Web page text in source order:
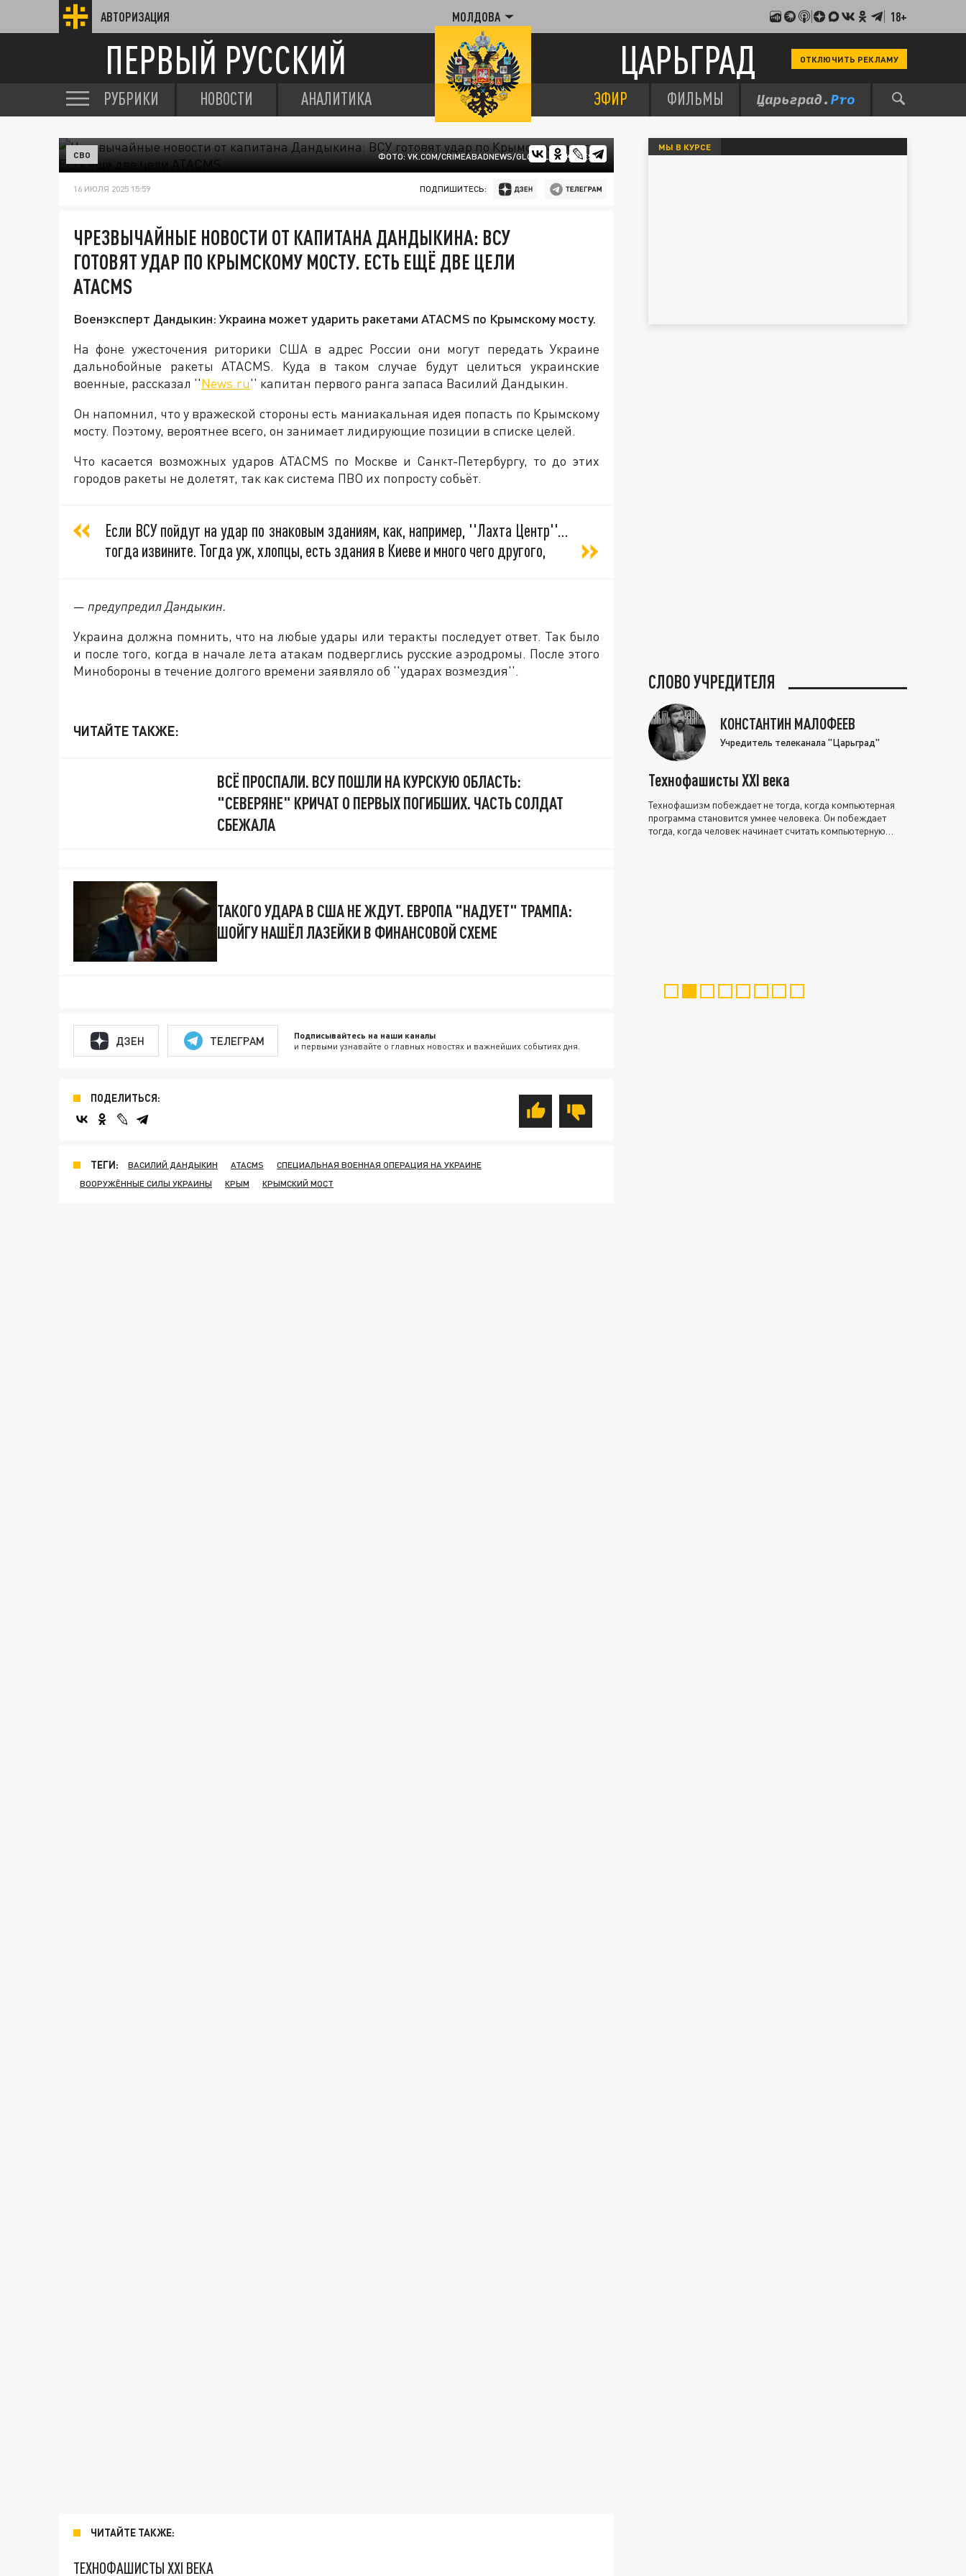
АВТОРИЗАЦИЯ МОЛДОВА 18+
ПЕРВЫЙ РУССКИЙ ЦАРЬГРАД ОТКЛЮЧИТЬ РЕКЛАМУ
РУБРИКИ НОВОСТИ АНАЛИТИКА ЭФИР ФИЛЬМЫ
ФОТО: VK.COM/CRIMEABADNEWS/GLOBALLOOKPRESS
СВО
16 ИЮЛЯ 2025 15:59 ПОДПИШИТЕСЬ:
ЧРЕЗВЫЧАЙНЫЕ НОВОСТИ ОТ КАПИТАНА ДАНДЫКИНА: ВСУ
ГОТОВЯТ УДАР ПО КРЫМСКОМУ МОСТУ. ЕСТЬ ЕЩЁ ДВЕ ЦЕЛИ
ATACMS
Военэксперт Дандыкин: Украина может ударить ракетами ATACMS по Крымскому мосту.
На фоне ужесточения риторики США в адрес России они могут передать Украине
дальнобойные ракеты ATACMS. Куда в таком случае будут целиться украинские
военные, рассказал ''News.ru'' капитан первого ранга запаса Василий Дандыкин.
Он напомнил, что у вражеской стороны есть маниакальная идея попасть по Крымскому
мосту. Поэтому, вероятнее всего, он занимает лидирующие позиции в списке целей.
Что касается возможных ударов ATACMS по Москве и Санкт-Петербургу, то до этих
городов ракеты не долетят, так как система ПВО их попросту собьёт.
Если ВСУ пойдут на удар по знаковым зданиям, как, например, ''Лахта Центр''…
тогда извините. Тогда уж, хлопцы, есть здания в Киеве и много чего другого,
— предупредил Дандыкин.
Украина должна помнить, что на любые удары или теракты последует ответ. Так было
и после того, когда в начале лета атакам подверглись русские аэродромы. После этого
Минобороны в течение долгого времени заявляло об ''ударах возмездия''.
ЧИТАЙТЕ ТАКЖЕ:
ВСЁ ПРОСПАЛИ. ВСУ ПОШЛИ НА КУРСКУЮ ОБЛАСТЬ:
"СЕВЕРЯНЕ" КРИЧАТ О ПЕРВЫХ ПОГИБШИХ. ЧАСТЬ СОЛДАТ
СБЕЖАЛА
ТАКОГО УДАРА В США НЕ ЖДУТ. ЕВРОПА "НАДУЕТ" ТРАМПА:
ШОЙГУ НАШЁЛ ЛАЗЕЙКИ В ФИНАНСОВОЙ СХЕМЕ
ДЗЕН ТЕЛЕГРАМ Подписывайтесь на наши каналы
и первыми узнавайте о главных новостях и важнейших событиях дня.
ПОДЕЛИТЬСЯ:
ТЕГИ: ВАСИЛИЙ ДАНДЫКИН ATACMS
СПЕЦИАЛЬНАЯ ВОЕННАЯ ОПЕРАЦИЯ НА УКРАИНЕ
ВООРУЖЁННЫЕ СИЛЫ УКРАИНЫ
КРЫМ КРЫМСКИЙ МОСТ
ЧИТАЙТЕ ТАКЖЕ:
ТЕХНОФАШИСТЫ XXI ВЕКА
МЫ В КУРСЕ
СЛОВО УЧРЕДИТЕЛЯ
КОНСТАНТИН МАЛОФЕЕВ
Учредитель телеканала "Царьград"
Технофашисты XXI века
Технофашизм побеждает не тогда, когда компьютерная
программа становится умнее человека. Он побеждает
тогда, когда человек начинает считать компьютерную